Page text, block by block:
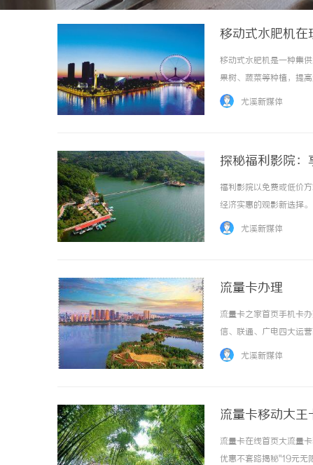
移动式水肥机在
移动式水肥机是一种集
果树、蔬菜等种植，提
尤溪新媒体
探秘福利影院：
福利影院以免费或低价
经济实惠的观影新选择
尤溪新媒体
流量卡办理
流量卡之家首页手机卡
信、联通、广电四大运
大流量卡列表流量卡分
尤溪新媒体
流量卡移动大王
流量卡在线首页大流量
优惠不套路揭秘"19元无
贝净 AC 国际医疗实验室，标准化研发体系 自动定位